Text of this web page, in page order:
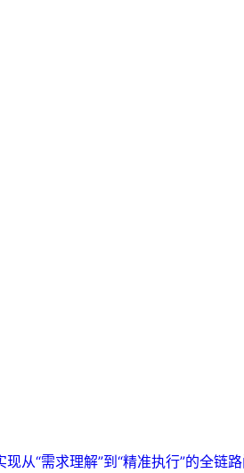
从“需求理解”到“精准执行”的全链